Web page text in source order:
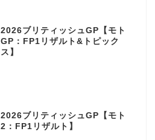
2026ブリティッシュGP【モト
GP：FP1リザルト&トピック
ス】
2026ブリティッシュGP【モト
2：FP1リザルト】